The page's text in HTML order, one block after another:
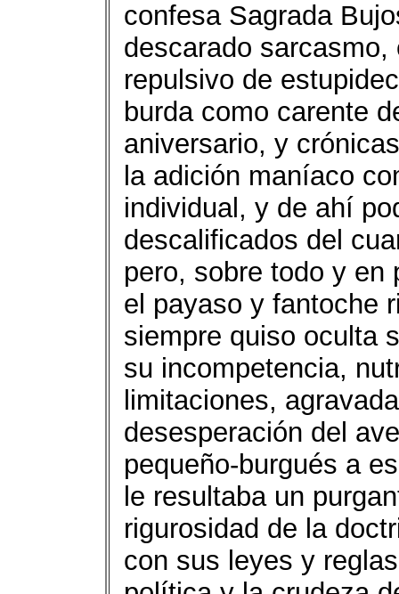
confesa Sagrada
descarado
repulsivo de
burda como carente
aniversario, y
la adición maníaco
individual, y de ahí
descalificados del
pero, sobre todo y en
el payaso y fantoche
siempre quiso oculta
su incompetencia,
limitaciones,
desesperación del
pequeño-burgués a
le resultaba un
rigurosidad de la
con sus leyes y